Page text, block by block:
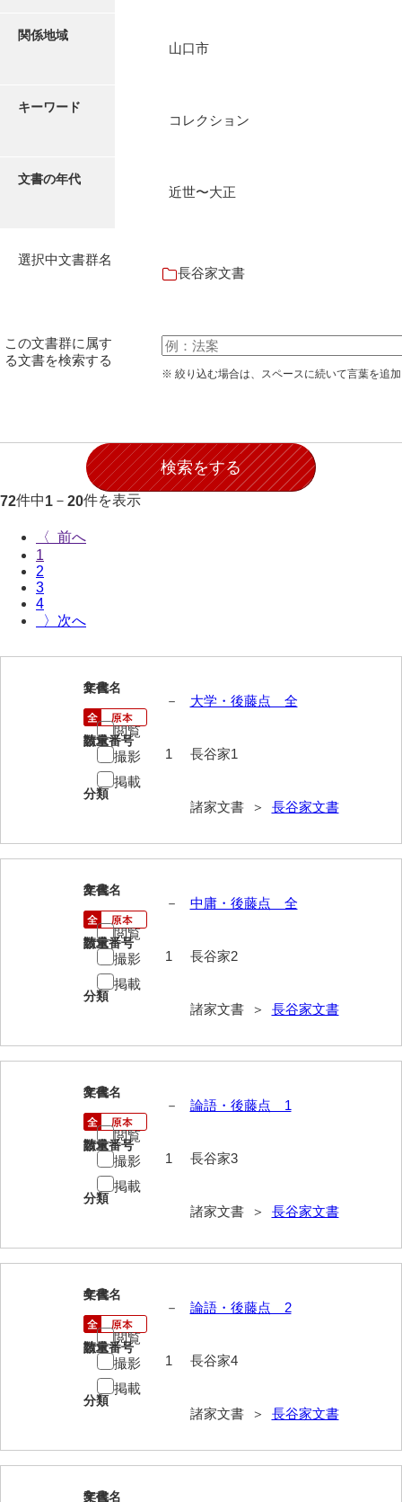
石川卓美文庫
石田家文書（山口市）
市川家文書(千葉県)
市原家文書
厳島神社祭礼堅田中組水上会講文書
伊藤家文書（山口市）
伊藤家文書（宇部市）
井上一親文書
井上家文書（宇部市）
井上家文書（徳山市）
井上勉家文書（大和町）
井下家文書（埼玉県）
井原家文書
今川家文書
入江九一文書
岩崎家文書（秋芳町）
岩崎家文書（鹿野町）
岩見博幸収集史料
上田家文書（横浜市）
上野竹逸文書
上松氏収集文書
氏本家文書
宇多田家文書
内田家文書（防府市）
関係地域
山口市
キーワード
コレクション
文書の年代
近世〜大正
選択中文書群名
長谷家文書
この文書群に属す
る文書を検索する
※ 絞り込む場合は、スペースに続いて言葉を追
72件中1 － 20件を表示
〈
1
2
3
4
〉
1
文書名
大学・後藤点 全
請求番号
長谷家1
分類
諸家文書 ＞ 長谷家文書
年代
－
数量
1
閲覧
撮影
掲載
2
文書名
中庸・後藤点 全
請求番号
長谷家2
分類
諸家文書 ＞ 長谷家文書
年代
－
数量
1
閲覧
撮影
掲載
3
文書名
論語・後藤点 1
請求番号
長谷家3
分類
諸家文書 ＞ 長谷家文書
年代
－
数量
1
閲覧
撮影
掲載
4
文書名
論語・後藤点 2
請求番号
長谷家4
分類
諸家文書 ＞ 長谷家文書
年代
－
数量
1
閲覧
撮影
掲載
5
文書名
年代